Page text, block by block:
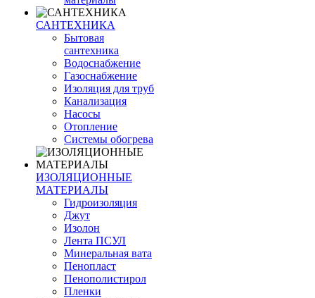
САНТЕХНИКА
Бытовая
сантехника
Водоснабжение
Газоснабжение
Изоляция для труб
Канализация
Насосы
Отопление
Системы обогрева
ИЗОЛЯЦИОННЫЕ
МАТЕРИАЛЫ
Гидроизоляция
Джут
Изолон
Лента ПСУЛ
Минеральная вата
Пенопласт
Пенополистирол
Пленки